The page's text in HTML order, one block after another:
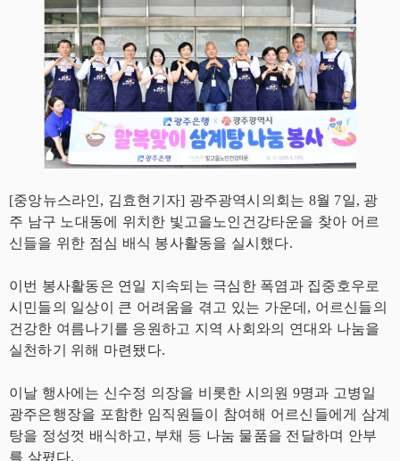
[중앙뉴스라인, 김효현기자] 광주광역시의회는 8월 7일, 광
주 남구 노대동에 위치한 빛고을노인건강타운을 찾아 어르
신들을 위한 점심 배식 봉사활동을 실시했다.
이번 봉사활동은 연일 지속되는 극심한 폭염과 집중호우로
시민들의 일상이 큰 어려움을 겪고 있는 가운데, 어르신들의
건강한 여름나기를 응원하고 지역 사회와의 연대와 나눔을
실천하기 위해 마련됐다.
이날 행사에는 신수정 의장을 비롯한 시의원 9명과 고병일
광주은행장을 포함한 임직원들이 참여해 어르신들에게 삼계
탕을 정성껏 배식하고, 부채 등 나눔 물품을 전달하며 안부
를 살폈다.